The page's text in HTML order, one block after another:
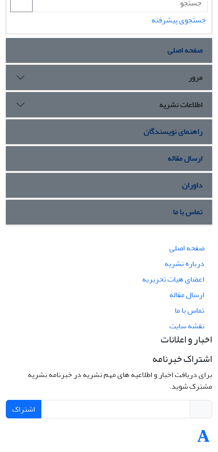
جستجوی پیشرفته
صفحه اصلی
مرور
اطلاعات نشریه
راهنمای نویسندگان
ارسال مقاله
داوران
تماس با ما
صفحه اصلی
درباره نشریه
اعضای هیات تحریریه
ارسال مقاله
تماس با ما
نقشه سایت
اخبار و اعلانات
اشتراک خبرنامه
برای دریافت اخبار و اطلاعیه های مهم نشریه در خبرنامه نشریه
مشترک شوید.
اشتراک